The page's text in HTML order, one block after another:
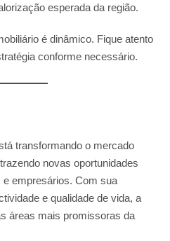
esperada da região.
é dinâmico. Fique atento
conforme necessário.
transformando o mercado
novas oportunidades
empresários. Com sua
e qualidade de vida, a
áreas mais promissoras da